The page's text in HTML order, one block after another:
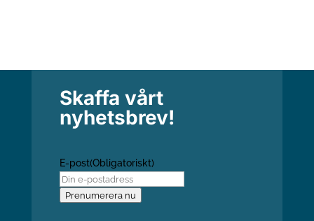
Skaffa vårt
nyhetsbrev!
E-post(Obligatoriskt)
Prenumerera nu